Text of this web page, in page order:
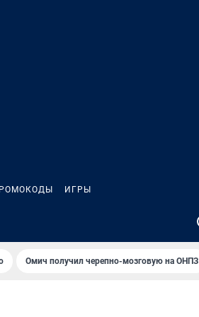
ИГРЫ
Омич получил черепно-мозговую на ОНПЗ